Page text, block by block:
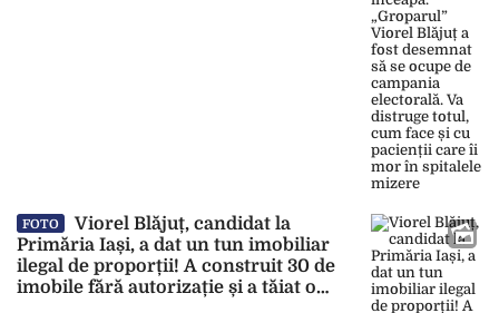
FOTO
Viorel Blăjuț, candidat la
Primăria Iași, a dat un tun imobiliar
ilegal de proporții! A construit 30 de
imobile fără autorizație și a tăiat o